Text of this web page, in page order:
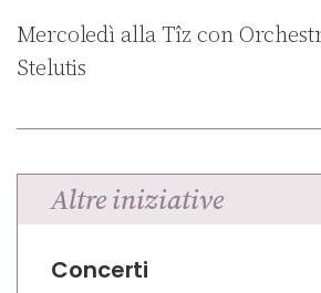
Mercoledì alla Tîz con
Stelutis
Altre iniziative
Concerti